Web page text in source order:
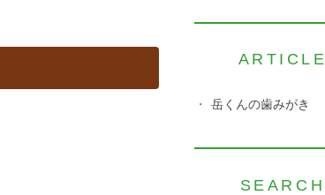
ARTICLE
岳くんの歯みがき
SEARCH